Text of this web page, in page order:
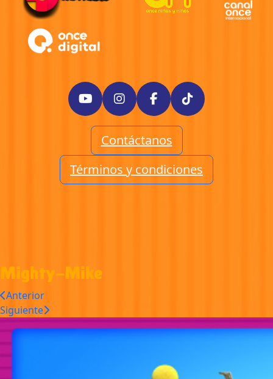
Contáctanos
Términos y condiciones
Mighty-Mike
Anterior
Siguiente